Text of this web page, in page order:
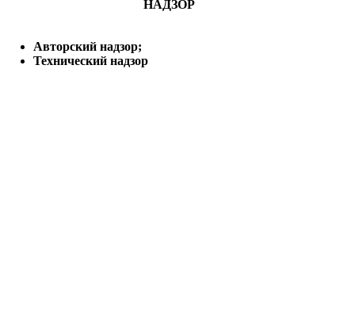
НАДЗОР
Авторский надзор;
Технический надзор